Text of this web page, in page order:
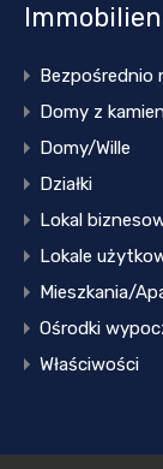
Bezpośrednio
Domy z
Domy/Wille
Działki
Lokal
Lokale
Mieszkania/
Ośrodki
Właściwości